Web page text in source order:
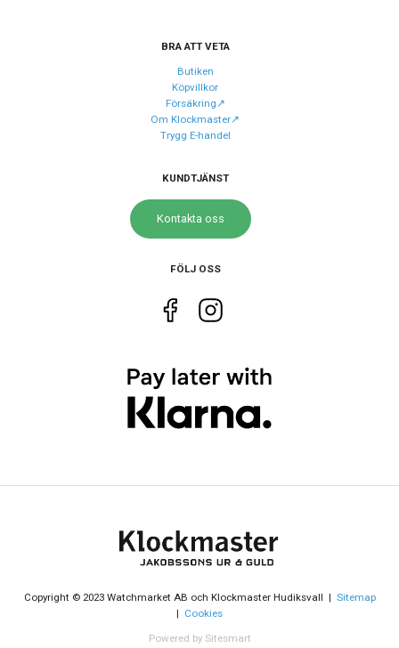
Quartz (batteri)
10 cm
Ja
BRA ATT VETA
Butiken
Köpvillkor
Försäkring↗️
Om Klockmaster↗️
Trygg E-handel
KUNDTJÄNST
Kontakta oss
FÖLJ OSS
Copyright © 2023 Watchmarket AB och Klockmaster Hudiksvall | Sitemap
| Cookies
Powered by Sitesmart